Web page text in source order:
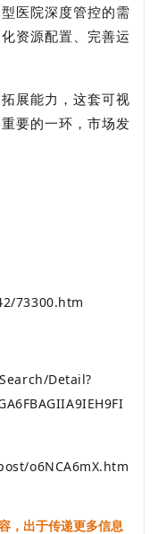
医院深度管控的需
资源配置、完善运
展能力，这套可视
要的一环，市场发
73300.htm
Detail?
o6NCA6mX.htm
，出于传递更多信息